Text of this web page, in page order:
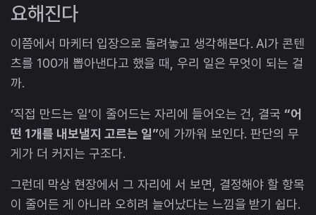
요해진다
이쯤에서 마케터 입장으로 돌려놓고 생각해본다. AI가 콘텐
츠를 100개 뽑아낸다고 했을 때, 우리 일은 무엇이 되는 걸
까.
‘직접 만드는 일’이 줄어드는 자리에 들어오는 건, 결국“어
떤 1개를 내보낼지 고르는 일”에 가까워 보인다. 판단의 무
게가 더 커지는 구조다.
그런데 막상 현장에서 그 자리에 서 보면, 결정해야 할 항목
이 줄어든 게 아니라 오히려 늘어났다는 느낌을 받기 쉽다.